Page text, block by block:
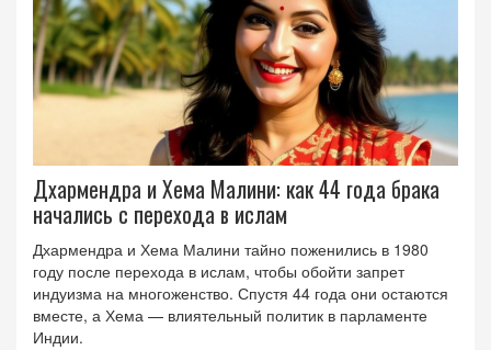
Дхармендра и Хема Малини: как 44 года брака
начались с перехода в ислам
Дхармендра и Хема Малини тайно поженились в 1980
году после перехода в ислам, чтобы обойти запрет
индуизма на многоженство. Спустя 44 года они остаются
вместе, а Хема — влиятельный политик в парламенте
Индии.